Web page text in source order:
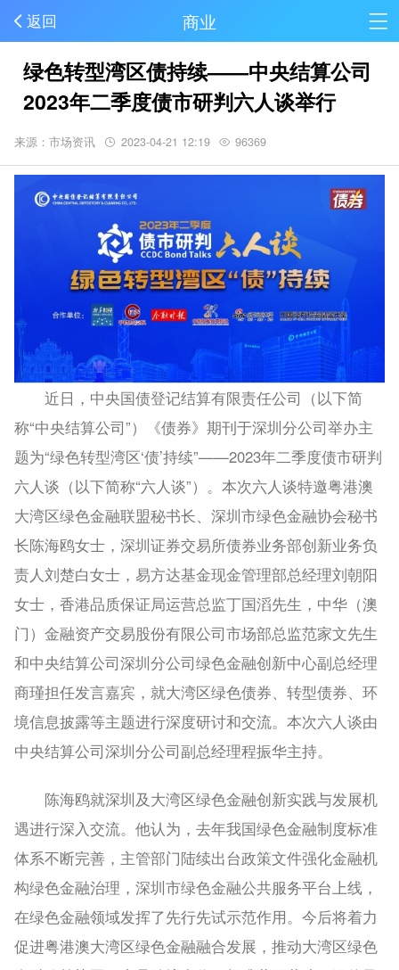
返回 商业
绿色转型湾区债持续——中央结算公司
2023年二季度债市研判六人谈举行
来源：市场资讯 2023-04-21 12:19 96369
近日，中央国债登记结算有限责任公司（以下简
称“中央结算公司”）《债券》期刊于深圳分公司举办主
题为“绿色转型湾区‘债’持续”——2023年二季度债市研判
六人谈（以下简称“六人谈”）。本次六人谈特邀粤港澳
大湾区绿色金融联盟秘书长、深圳市绿色金融协会秘书
长陈海鸥女士，深圳证券交易所债券业务部创新业务负
责人刘楚白女士，易方达基金现金管理部总经理刘朝阳
女士，香港品质保证局运营总监丁国滔先生，中华（澳
门）金融资产交易股份有限公司市场部总监范家文先生
和中央结算公司深圳分公司绿色金融创新中心副总经理
商瑾担任发言嘉宾，就大湾区绿色债券、转型债券、环
境信息披露等主题进行深度研讨和交流。本次六人谈由
中央结算公司深圳分公司副总经理程振华主持。
陈海鸥就深圳及大湾区绿色金融创新实践与发展机
遇进行深入交流。他认为，去年我国绿色金融制度标准
体系不断完善，主管部门陆续出台政策文件强化金融机
构绿色金融治理，深圳市绿色金融公共服务平台上线，
在绿色金融领域发挥了先行先试示范作用。今后将着力
促进粤港澳大湾区绿色金融融合发展，推动大湾区绿色